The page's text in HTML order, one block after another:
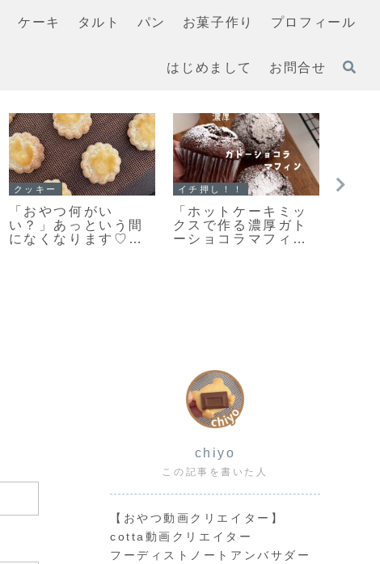
ケーキ タルト パン お菓子作り プロフィール
はじめまして お問合せ
クッキー
「おやつ何がい
い？」あっという間
になくなります♡栗
イチ押し！！
「ホットケーキミッ
クスで作る濃厚ガト
ーショコラマフィ
クッキ
chiyo
この記事を書いた人
【おやつ動画クリエイター】
cotta動画クリエイター
フーディストノートアンバサダー